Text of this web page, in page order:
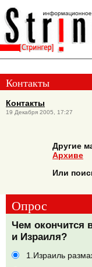
Контакты
Контакты
19 Декабря 2005, 17:27
Другие
Архиве
Или
Опрос
Чем окончится
и Израиля?
1.Израиль